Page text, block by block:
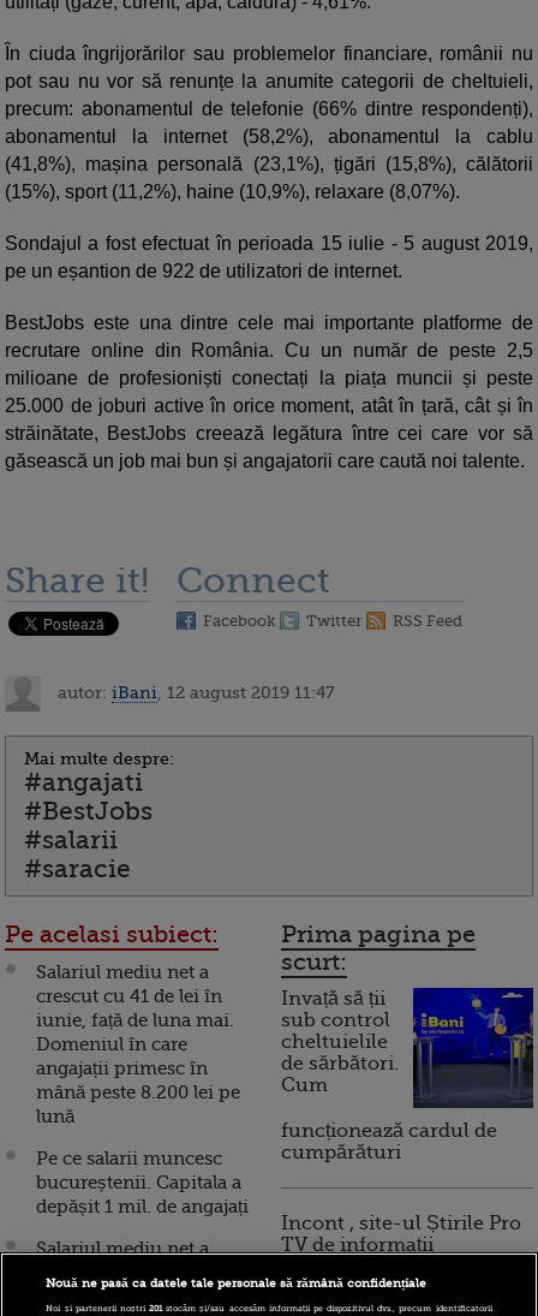
În ciuda îngrijorărilor sau problemelor financiare, românii nu
pot sau nu vor să renunțe la anumite categorii de cheltuieli,
precum: abonamentul de telefonie (66% dintre respondenți),
abonamentul la internet (58,2%), abonamentul la cablu
(41,8%), mașina personală (23,1%), țigări (15,8%), călătorii
(15%), sport (11,2%), haine (10,9%), relaxare (8,07%).
Sondajul a fost efectuat în perioada 15 iulie - 5 august 2019,
pe un eșantion de 922 de utilizatori de internet.
BestJobs este una dintre cele mai importante platforme de
recrutare online din România. Cu un număr de peste 2,5
milioane de profesioniști conectați la piața muncii și peste
25.000 de joburi active în orice moment, atât în țară, cât și în
străinătate, BestJobs creează legătura între cei care vor să
găsească un job mai bun și angajatorii care caută noi talente.
Share it! Connect
Facebook Twitter RSS Feed
autor: iBani , 12 august 2019 11:47
Mai multe despre:
#angajati
#BestJobs
#salarii
#saracie
Pe acelasi subiect:
Salariul mediu net a
crescut cu 41 de lei în
iunie, față de luna mai.
Domeniul în care
angajații primesc în
mână peste 8.200 lei pe
lună
Pe ce salarii muncesc
bucureștenii. Capitala a
depășit 1 mil. de angajați
Salariul mediu net a
crescut cu 600 de lei în
Prima pagina pe
scurt:
Invață să ții
sub control
cheltuielile
de sărbători.
Cum
funcționează cardul de
cumpărături
Incont , site-ul Știrile Pro
TV de informații
financiară, a devenit iBani
Nouă ne pasă ca datele tale personale să rămână confidențiale
Noi și partenerii noștri201stocăm și/sau accesăm informații pe dispozitivul dvs., precum identificatorii